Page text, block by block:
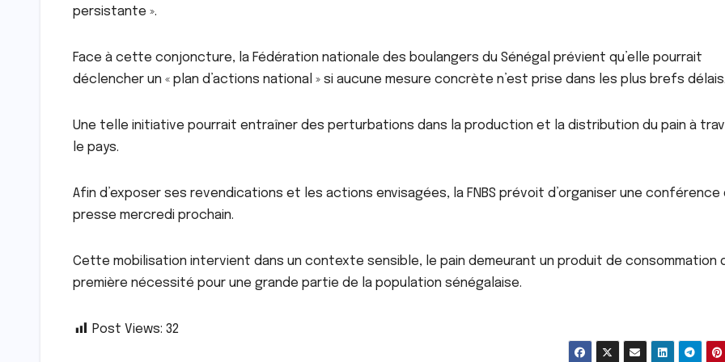
persistante ».
Face à cette conjoncture, la Fédération nationale des boulangers du Sénégal prévient qu’elle pourrait
déclencher un « plan d’actions national » si aucune mesure concrète n’est prise dans les plus brefs délais.
Une telle initiative pourrait entraîner des perturbations dans la production et la distribution du pain à
le pays.
Afin d’exposer ses revendications et les actions envisagées, la FNBS prévoit d’organiser une conférence
presse mercredi prochain.
Cette mobilisation intervient dans un contexte sensible, le pain demeurant un produit de consommation
première nécessité pour une grande partie de la population sénégalaise.
Post Views: 32
ACTUALITE
FAITS DIVERS
Doti : huit amis
des investigations
ACTU_EXPRESS
ACTUALITE
FAITS DIVERS
arrêtées pour
présumées